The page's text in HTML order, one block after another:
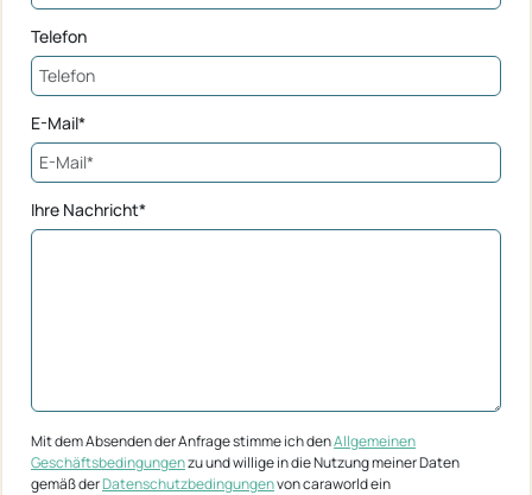
Telefon
E-Mail*
Ihre Nachricht*
Mit dem Absenden der Anfrage stimme ich denAllgemeinen
Geschäftsbedingungenzu und willige in die Nutzung meiner Daten
gemäß derDatenschutzbedingungenvon caraworld ein